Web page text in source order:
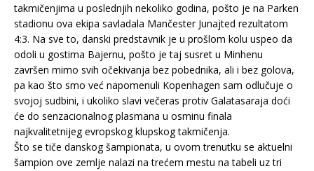
takmičenjima u poslednjih nekoliko godina, pošto je na Parken
stadionu ova ekipa savladala Mančester Junajted rezultatom
4:3. Na sve to, danski predstavnik je u prošlom kolu uspeo da
odoli u gostima Bajernu, pošto je taj susret u Minhenu
završen mimo svih očekivanja bez pobednika, ali i bez golova,
pa kao što smo već napomenuli Kopenhagen sam odlučuje o
svojoj sudbini, i ukoliko slavi večeras protiv Galatasaraja doći
će do senzacionalnog plasmana u osminu finala
najkvalitetnijeg evropskog klupskog takmičenja.
Što se tiče danskog šampionata, u ovom trenutku se aktuelni
šampion ove zemlje nalazi na trećem mestu na tabeli uz tri